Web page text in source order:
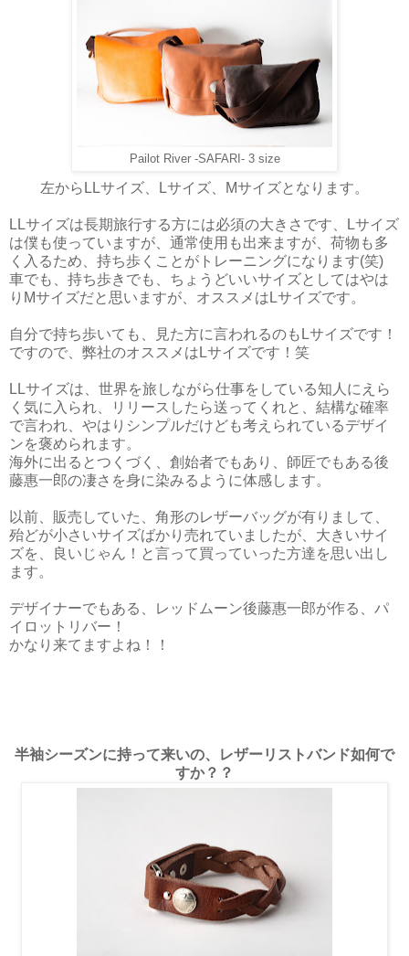
Pailot River -SAFARI- 3 size
左からLLサイズ、Lサイズ、Mサイズとなります。
LLサイズは長期旅行する方には必須の大きさです、Lサイズ
は僕も使っていますが、通常使用も出来ますが、荷物も多
く入るため、持ち歩くことがトレーニングになります(笑)
車でも、持ち歩きでも、ちょうどいいサイズとしてはやは
りMサイズだと思いますが、オススメはLサイズです。
自分で持ち歩いても、見た方に言われるのもLサイズです！
ですので、弊社のオススメはLサイズです！笑
LLサイズは、世界を旅しながら仕事をしている知人にえら
く気に入られ、リリースしたら送ってくれと、結構な確率
で言われ、やはりシンプルだけども考えられているデザイ
ンを褒められます。
海外に出るとつくづく、創始者でもあり、師匠でもある後
藤惠一郎の凄さを身に染みるように体感します。
以前、販売していた、角形のレザーバッグが有りまして、
殆どが小さいサイズばかり売れていましたが、大きいサイ
ズを、良いじゃん！と言って買っていった方達を思い出し
ます。
デザイナーでもある、レッドムーン後藤惠一郎が作る、パ
イロットリバー！
かなり来てますよね！！
半袖シーズンに持って来いの、レザーリストバンド如何で
すか？？